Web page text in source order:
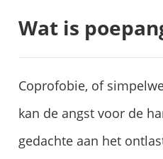
Wat is
Coprofobie, of
kan de angst voor de
gedachte aan het